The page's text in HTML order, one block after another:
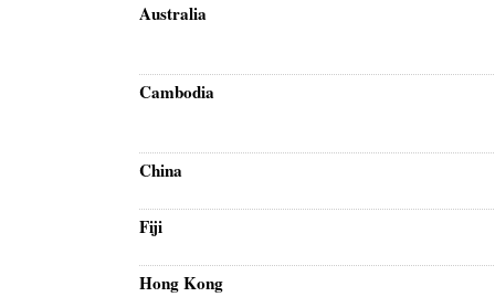
Australia
Cambodia
China
Fiji
Hong Kong